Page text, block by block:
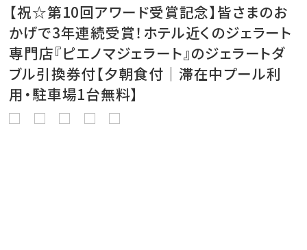
【祝☆第10回アワード受賞記念】皆さまのお
かげで3年連続受賞！ホテル近くのジェラート
専門店『ピエノマジェラート』のジェラートダ
ブル引換券付【夕朝食付｜滞在中プール利
用・駐車場1台無料】